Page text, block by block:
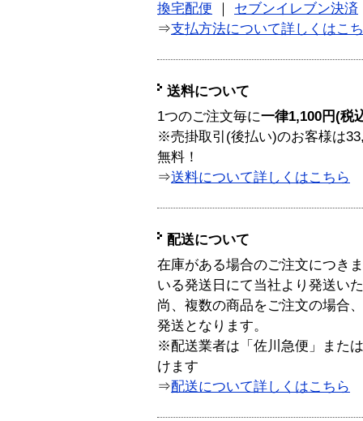
換宅配便
セブンイレブン決済
⇒支払方法について詳しくはこ
送料について
1つのご注文毎に一律1,100円(税
※売掛取引(後払い)のお客様は
無料！
⇒送料について詳しくはこちら
配送について
在庫がある場合のご注文につき
いる発送日にて当社より発送い
尚、複数の商品をご注文の場合
発送となります。
※配送業者は「佐川急便」また
けます
⇒配送について詳しくはこちら